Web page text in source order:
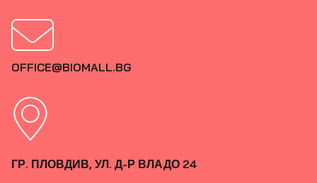
OFFICE@BIOMALL.BG
ГР. ПЛОВДИВ, УЛ. Д-Р ВЛАДО 24